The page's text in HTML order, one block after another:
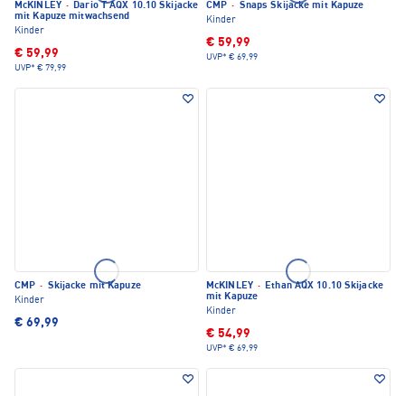
McKINLEY · Dario T AQX 10.10 Skijacke
mit Kapuze mitwachsend
Kinder
€ 59,99
UVP* € 79,99
CMP · Snaps Skijacke mit Kapuze
Kinder
€ 59,99
UVP* € 69,99
CMP · Skijacke mit Kapuze
Kinder
€ 69,99
McKINLEY · Ethan AQX 10.10 Skijacke
mit Kapuze
Kinder
€ 54,99
UVP* € 69,99